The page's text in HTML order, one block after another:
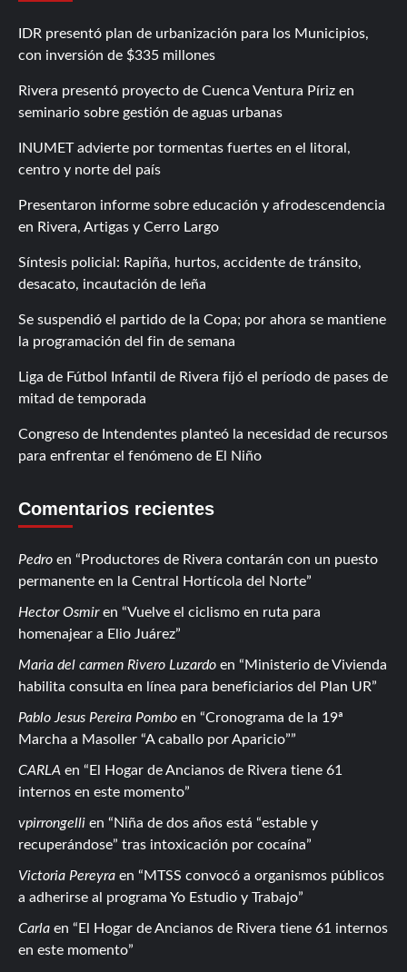
IDR presentó plan de urbanización para los Municipios,
con inversión de $335 millones
Rivera presentó proyecto de Cuenca Ventura Píriz en
seminario sobre gestión de aguas urbanas
INUMET advierte por tormentas fuertes en el litoral,
centro y norte del país
Presentaron informe sobre educación y afrodescendencia
en Rivera, Artigas y Cerro Largo
Síntesis policial: Rapiña, hurtos, accidente de tránsito,
desacato, incautación de leña
Se suspendió el partido de la Copa; por ahora se mantiene
la programación del fin de semana
Liga de Fútbol Infantil de Rivera fijó el período de pases de
mitad de temporada
Congreso de Intendentes planteó la necesidad de recursos
para enfrentar el fenómeno de El Niño
Comentarios recientes
Pedro en
Productores de Rivera contarán con un puesto
permanente en la Central Hortícola del Norte
Hector Osmiren
Vuelve el ciclismo en ruta para
homenajear a Elio Juárez
Maria del carmen Rivero Luzardo en
Ministerio de Vivienda
habilita consulta en línea para beneficiarios del Plan UR
Pablo Jesus Pereira Pombo en
Cronograma de la 19ª
Marcha a Masoller “A caballo por Aparicio”
CARLA en
El Hogar de Ancianos de Rivera tiene 61
internos en este momento
vpirrongelli en
Niña de dos años está “estable y
recuperándose” tras intoxicación por cocaína
Victoria Pereyra en
MTSS convocó a organismos públicos
a adherirse al programa Yo Estudio y Trabajo
Carla en
El Hogar de Ancianos de Rivera tiene 61 internos
en este momento